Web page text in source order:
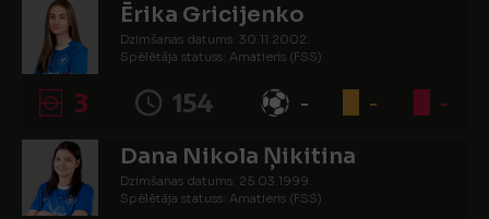
Ērika Gricijenko
Dzimšanas datums: 30.11.2002.
Spēlētāja statuss: Amatieris (FSS)
3 154 - - -
Dana Nikola Ņikitina
Dzimšanas datums: 25.03.1999.
Spēlētāja statuss: Amatieris (FSS)